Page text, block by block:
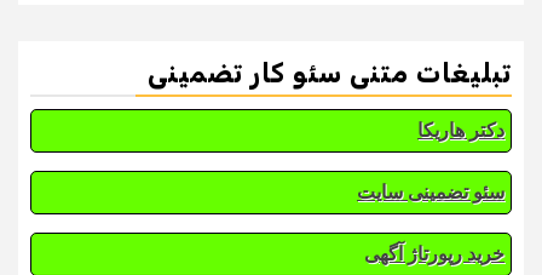
تبلیغات متنی سئو کار تضمینی
دکتر هاریکا
سئو تضمینی سایت
خرید رپورتاژ آگهی